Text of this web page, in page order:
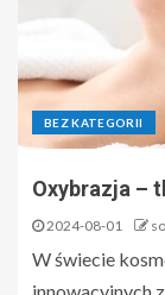
BEZ KATEGORII
Oxybrazja –
2024-08-01
W świecie